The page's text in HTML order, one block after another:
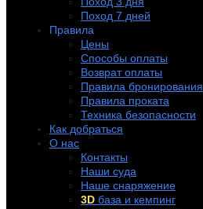
Поход 7 дней
Правила
Цены
Способы оплаты
Возврат оплаты
Правила бронирования
Правила проката
Техника безопасности
Как добраться
О нас
Контакты
Наши суда
Наше снаряжение
3D база и кемпинг